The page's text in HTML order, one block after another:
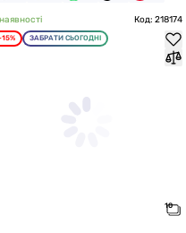
Код: 218174
ЗАБРАТИ СЬОГОДНІ